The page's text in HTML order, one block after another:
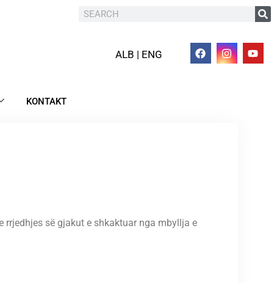
ALB | ENG
KONTAKT
rrjedhjes së gjakut e shkaktuar nga mbyllja e